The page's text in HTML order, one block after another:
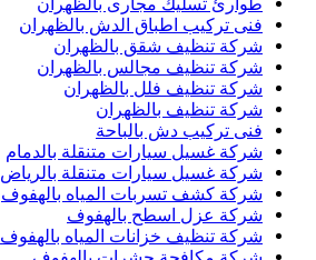
طوارئ تسليك مجارى بالظهران
فنى تركيب اطباق الدش بالظهران
شركة تنظيف شقق بالظهران
شركة تنظيف مجالس بالظهران
شركة تنظيف فلل بالظهران
شركة تنظيف بالظهران
فنى تركيب دش بالباحة
شركة غسيل سيارات متنقلة بالدمام
شركة غسيل سيارات متنقلة بالرياض
شركة كشف تسربات المياه بالهفوف
شركة عزل اسطح بالهفوف
شركة تنظيف خزانات المياه بالهفوف